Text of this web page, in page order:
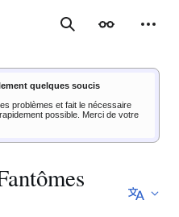
RechercherApparence
quelques soucis
problèmes et fait le nécessaire
possible. Merci de votre